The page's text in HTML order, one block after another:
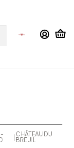
|CHÂTEAU DU
BREUIL